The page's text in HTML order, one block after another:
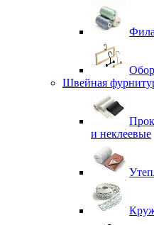
Швейная
и неклеевые